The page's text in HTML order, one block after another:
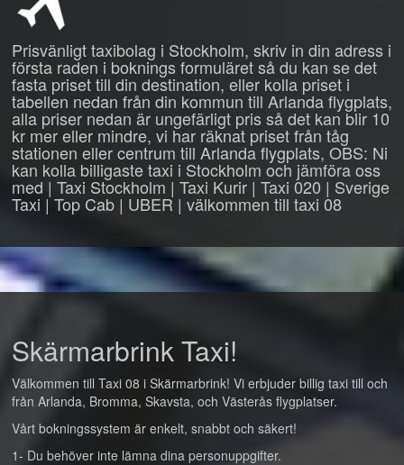
Prisvänligt taxibolag i Stockholm, skriv in din adress i
första raden i boknings formuläret så du kan se det
fasta priset till din destination, eller kolla priset i
tabellen nedan från din kommun till Arlanda flygplats,
alla priser nedan är ungefärligt pris så det kan blir 10
kr mer eller mindre, vi har räknat priset från tåg
stationen eller centrum till Arlanda flygplats, OBS: Ni
kan kolla billigaste taxi i Stockholm och jämföra oss
med | Taxi Stockholm | Taxi Kurir | Taxi 020 | Sverige
Taxi | Top Cab | UBER | välkommen till taxi 08
Skärmarbrink Taxi!
Välkommen till Taxi 08 i Skärmarbrink! Vi erbjuder billig taxi till och
från Arlanda, Bromma, Skavsta, och Västerås flygplatser.
Vårt bokningssystem är enkelt, snabbt och säkert!
1- Du behöver inte lämna dina personuppgifter.